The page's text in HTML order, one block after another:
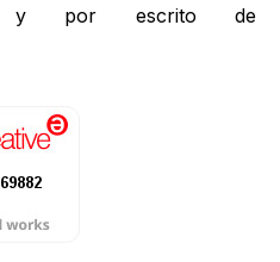
y por escrito de